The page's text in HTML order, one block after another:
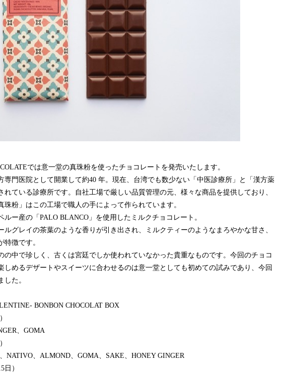
では意一堂の真珠粉を使ったチョコレートを発売いたします。
専門医院として開業して約40 年。現在、台湾でも数少ない「中医診療所」と「漢方薬
れている診療所です。自社工場で厳しい品質管理の元、様々な商品を提供しており、
粉」はこの工場で職人の手によって作られています。
ー産の「PALO BLANCO」を使用したミルクチョコレート。
ルグレイの茶葉のような香りが引き出され、ミルクティーのようなまろやかな甘さ、
徴です。
の中で珍しく、古くは宮廷でしか使われていなかった貴重なものです。今回のチョコ
しめるデザートやスイーツに合わせるのは意一堂としても初めての試みであり、今回
た。
BONBON CHOCOLAT BOX
、GOMA
NATIVO、ALMOND、GOMA、SAKE、HONEY GINGER
日）